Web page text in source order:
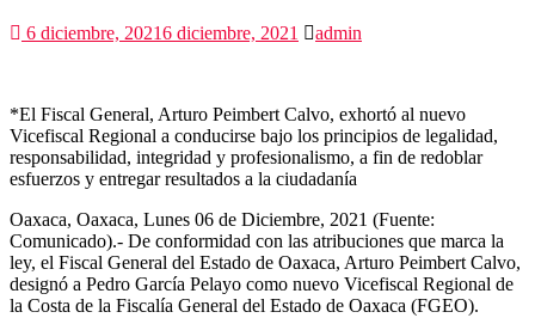
6 diciembre, 20216 diciembre, 2021 admin
*El Fiscal General, Arturo Peimbert Calvo, exhortó al nuevo
Vicefiscal Regional a conducirse bajo los principios de legalidad,
responsabilidad, integridad y profesionalismo, a fin de redoblar
esfuerzos y entregar resultados a la ciudadanía
Oaxaca, Oaxaca, Lunes 06 de Diciembre, 2021 (Fuente:
Comunicado).- De conformidad con las atribuciones que marca la
ley, el Fiscal General del Estado de Oaxaca, Arturo Peimbert Calvo,
designó a Pedro García Pelayo como nuevo Vicefiscal Regional de
la Costa de la Fiscalía General del Estado de Oaxaca (FGEO).